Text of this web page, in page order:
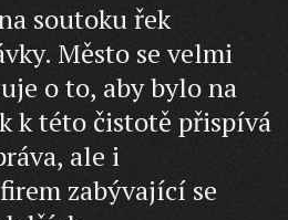
soutoku řek
Město se velmi
o to, aby bylo na
k této čistotě přispívá
ale i
zabývající se